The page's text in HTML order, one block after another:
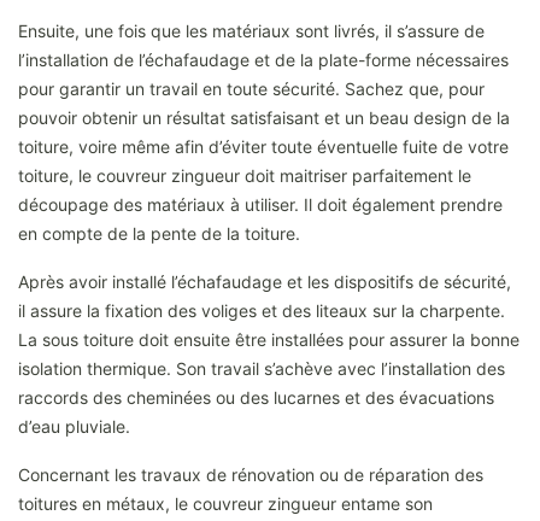
Ensuite, une fois que les matériaux sont livrés, il s’assure de
l’installation de l’échafaudage et de la plate-forme nécessaires
pour garantir un travail en toute sécurité. Sachez que, pour
pouvoir obtenir un résultat satisfaisant et un beau design de la
toiture, voire même afin d’éviter toute éventuelle fuite de votre
toiture, le couvreur zingueur doit maitriser parfaitement le
découpage des matériaux à utiliser. Il doit également prendre
en compte de la pente de la toiture.
Après avoir installé l’échafaudage et les dispositifs de sécurité,
il assure la fixation des voliges et des liteaux sur la charpente.
La sous toiture doit ensuite être installées pour assurer la bonne
isolation thermique. Son travail s’achève avec l’installation des
raccords des cheminées ou des lucarnes et des évacuations
d’eau pluviale.
Concernant les travaux de rénovation ou de réparation des
toitures en métaux, le couvreur zingueur entame son